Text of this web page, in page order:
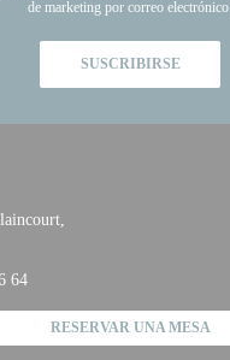
de marketing por correo electrónico.
SUSCRIBIRSE
en una nueva ventana))
64
RESERVAR UNA MESA